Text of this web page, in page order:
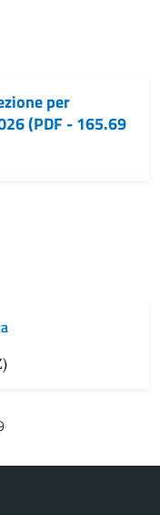
per
(PDF - 165.69